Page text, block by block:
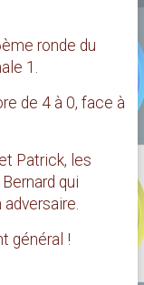
ronde du
1.
de 4 à 0, face à
Patrick, les
qui
général !